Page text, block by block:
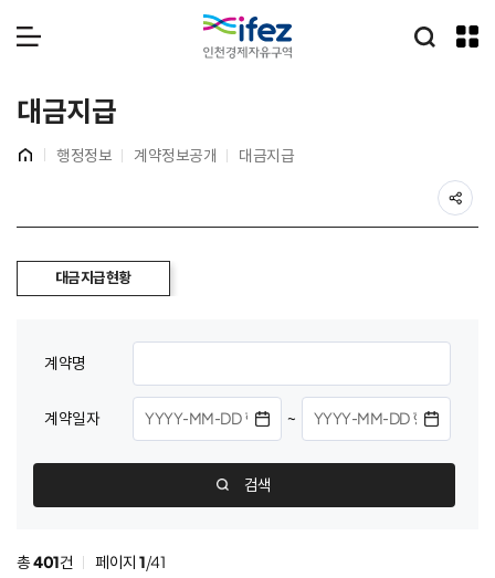
IFEZ 인천경제자유구역 통합검색
대금지급
행정정보 계약정보공개
대금지급
공
대금지급현황
계약명
계약일자 ~
약
종
일
검색
총401건 페이지 1/41